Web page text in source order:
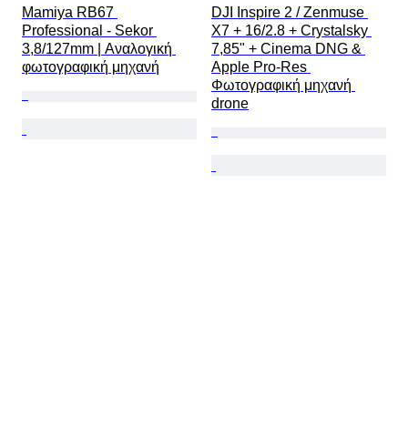
Mamiya RB67
Professional - Sekor
3,8/127mm | Αναλογική
φωτογραφική μηχανή
DJI Inspire 2 / Zenmuse
X7 + 16/2.8 + Crystalsky
7,85" + Cinema DNG &
Apple Pro-Res
Φωτογραφική μηχανή
drone